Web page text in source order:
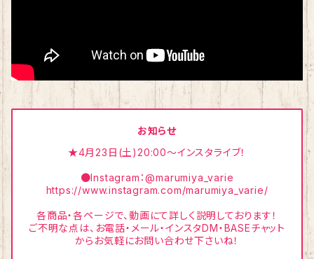
お知らせ
★4月23日(土)20:00～インスタライブ！
●Instagram：@marumiya_varie
https://www.instagram.com/marumiya_varie/
各商品・各ページで、動画にて詳しく説明しております！
ご不明な点は、お電話・メール・インスタDM・BASEチャット
からお気軽にお問い合わせ下さいね！